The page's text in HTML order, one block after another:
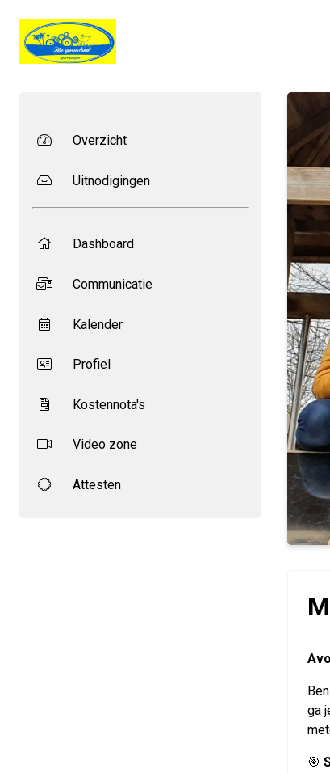
Overzicht
Uitnodigingen
Dashboard
Communicatie
Kalender
Profiel
Kostennota's
Video zone
Attesten
ga
🎯